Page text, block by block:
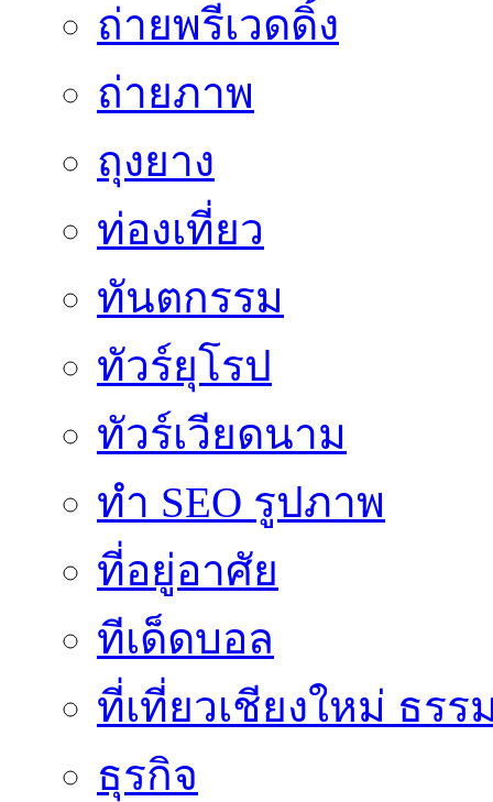
ถ่ายพรีเวดดิ้ง
ถ่ายภาพ
ถุงยาง
ท่องเที่ยว
ทันตกรรม
ทัวร์ยุโรป
ทัวร์เวียดนาม
ทำ SEO รูปภาพ
ที่อยู่อาศัย
ทีเด็ดบอล
ที่เที่ยวเชียงใหม่ ธรร
ธุรกิจ